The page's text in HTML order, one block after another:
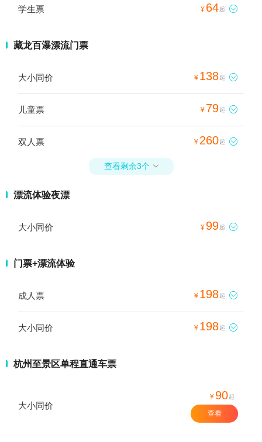
学生票 ¥ 64起 
藏龙百瀑漂流门票
大小同价 ¥ 138起 
儿童票 ¥ 79起 
双人票 ¥ 260起 
查看剩余3个 
漂流体验夜漂
大小同价 ¥ 99起 
门票+漂流体验
成人票 ¥ 198起 
大小同价 ¥ 198起 
杭州至景区单程直通车票
大小同价
¥ 90起
查看